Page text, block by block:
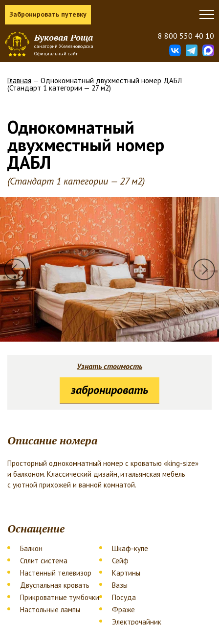
Буковая Роща
санаторий Железноводска
Официальный сайт
8 800 550 40 10
Забронировать путевку
Главная — Однокомнатный двухместный номер ДАБЛ
(Стандарт 1 категории — 27 м2)
Однокомнатный
двухместный номер
ДАБЛ
(Стандарт 1 категории — 27 м2)
Узнать стоимость
забронировать
Описание номера
Просторный однокомнатный номер с кроватью «king-size»
и балконом. Классический дизайн, итальянская мебель
с уютной прихожей и ванной комнатой.
Оснащение
Балкон
Сплит система
Настенный телевизор
Двуспальная кровать
Прикроватные тумбочки
Настольные лампы
Шкаф-купе
Сейф
Картины
Вазы
Посуда
Фраже
Электрочайник